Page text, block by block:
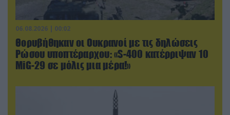
06.08.2026 | 00:02
Θορυβήθηκαν οι Ουκρανοί με τις δηλώσεις
Ρώσου υποπτέραρχου: «S-400 κατέρριψαν 10
MiG-29 σε μόλις μια μέρα!»